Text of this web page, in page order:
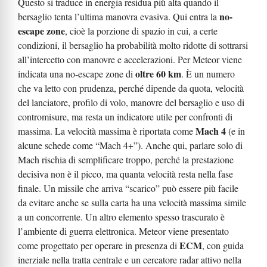
bersaglio tenta l’ultima manovra evasiva. Qui entra la no-
escape zone, cioè la porzione di spazio in cui, a certe
condizioni, il bersaglio ha probabilità molto ridotte di sottrarsi
all’intercetto con manovre e accelerazioni. Per Meteor viene
indicata una no-escape zone di oltre 60 km. È un numero
che va letto con prudenza, perché dipende da quota, velocità
del lanciatore, profilo di volo, manovre del bersaglio e uso di
contromisure, ma resta un indicatore utile per confronti di
massima. La velocità massima è riportata comeMach 4(e in
alcune schede come “Mach 4+”). Anche qui, parlare solo di
Mach rischia di semplificare troppo, perché la prestazione
decisiva non è il picco, ma quanta velocità resta nella fase
finale. Un missile che arriva “scarico” può essere più facile
da evitare anche se sulla carta ha una velocità massima simile
a un concorrente. Un altro elemento spesso trascurato è
l’ambiente di guerra elettronica. Meteor viene presentato
come progettato per operare in presenza di ECM, con guida
inerziale nella tratta centrale e un cercatore radar attivo nella